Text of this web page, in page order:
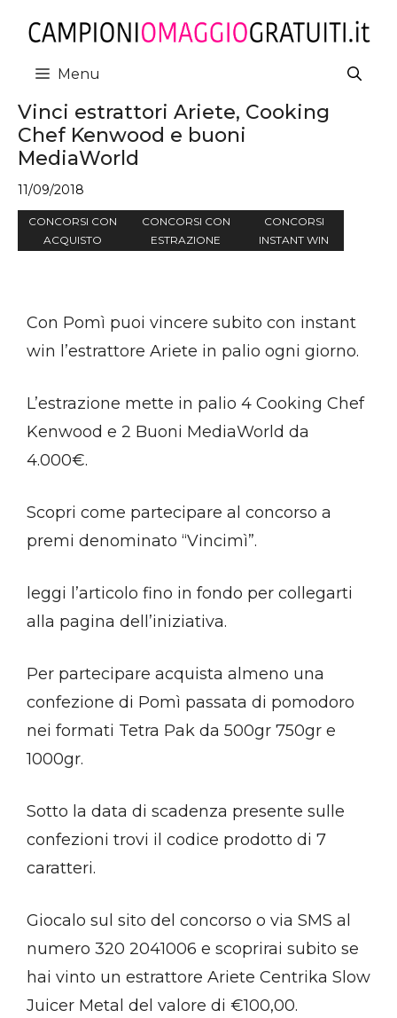
contenuto
Menu
Vinci estrattori Ariete, Cooking
Chef Kenwood e buoni
MediaWorld
11/09/2018
CONCORSI CON
ACQUISTO
CONCORSI CON
ESTRAZIONE
CONCORSI
INSTANT WIN
Con Pomì puoi vincere subito con instant
win l’estrattore Ariete in palio ogni giorno.
L’estrazione mette in palio 4 Cooking Chef
Kenwood e 2 Buoni MediaWorld da
4.000€.
Scopri come partecipare al concorso a
premi denominato “Vincimì”.
leggi l’articolo fino in fondo per collegarti
alla pagina dell’iniziativa.
Per partecipare acquista almeno una
confezione di Pomì passata di pomodoro
nei formati Tetra Pak da 500gr 750gr e
1000gr.
Sotto la data di scadenza presente sulle
confezioni trovi il codice prodotto di 7
caratteri.
Giocalo sul sito del concorso o via SMS al
numero 320 2041006 e scoprirai subito se
hai vinto un estrattore Ariete Centrika Slow
Juicer Metal del valore di €100,00.